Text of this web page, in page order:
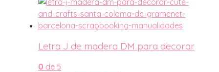
Letra J de madera DM para decorar
0 de 5